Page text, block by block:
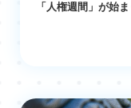
「人権週間」が始